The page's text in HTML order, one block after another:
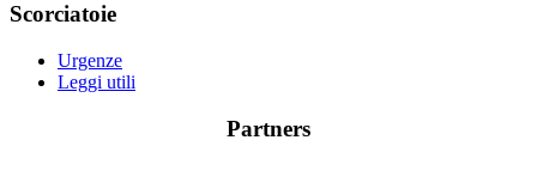
Scorciatoie
Urgenze
Leggi utili
Partners